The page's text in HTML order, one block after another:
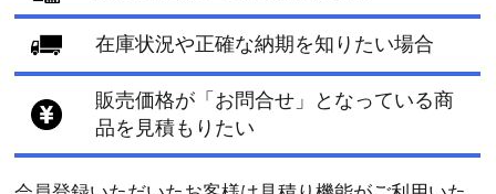
在庫状況や正確な納期を知りたい場合
販売価格が「お問合せ」となっている商
品を見積もりたい